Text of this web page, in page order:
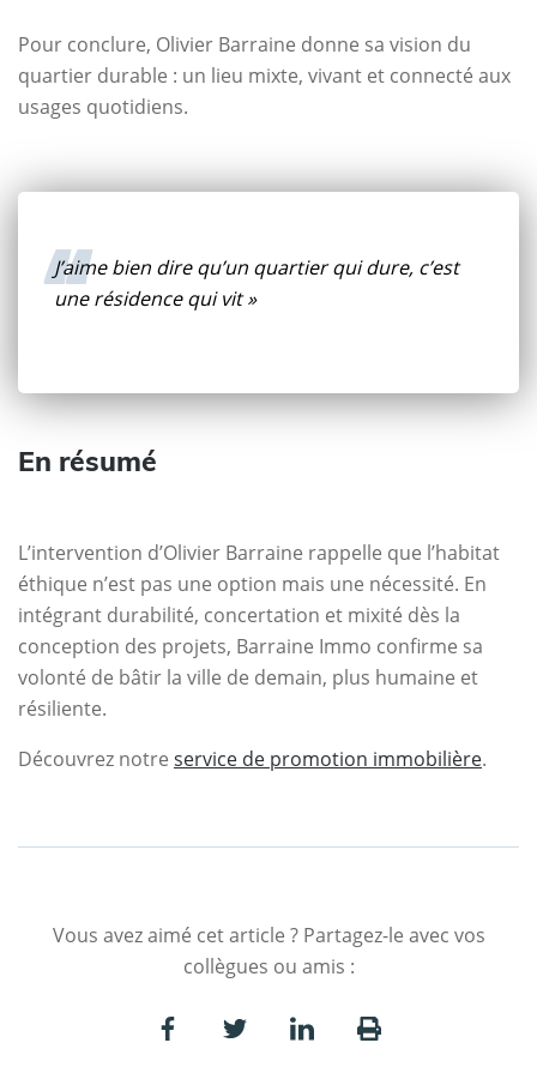
Pour conclure, Olivier Barraine donne sa vision du
quartier durable : un lieu mixte, vivant et connecté aux
usages quotidiens.
J’aime bien dire qu’un quartier qui dure, c’est
une résidence qui vit »
En résumé
L’intervention d’Olivier Barraine rappelle que l’habitat
éthique n’est pas une option mais une nécessité. En
intégrant durabilité, concertation et mixité dès la
conception des projets, Barraine Immo confirme sa
volonté de bâtir la ville de demain, plus humaine et
résiliente.
Découvrez notre service de promotion immobilière.
Vous avez aimé cet article ? Partagez-le avec vos
collègues ou amis :